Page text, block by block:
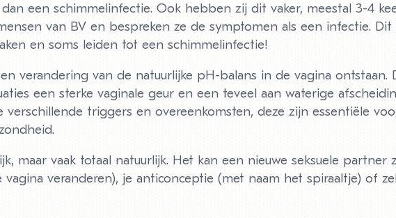
een schimmelinfectie. Ook hebben zij dit vaker, meestal 3-4
van BV en bespreken ze de symptomen als een infectie. Dit
en soms leiden tot een schimmelinfectie!
verandering van de natuurlijke pH-balans in de vagina ontstaan.
een sterke vaginale geur en een teveel aan waterige
verschillende triggers en overeenkomsten, deze zijn essentiële
maar vaak totaal natuurlijk. Het kan een nieuwe seksuele partner
veranderen), je anticonceptie (met naam het spiraaltje) of